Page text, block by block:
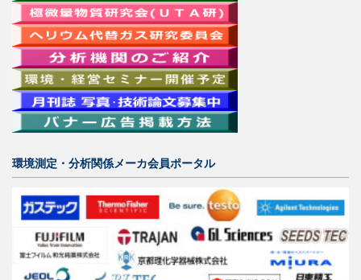
環境測定・分析関係メーカ会員ポータル